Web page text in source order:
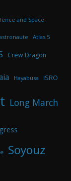
and Space
Atlas 5
Crew Dragon
Hayabusa ISRO
Long March
Soyouz